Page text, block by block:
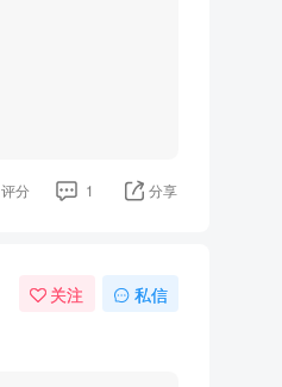
评分 1 分享
关注 私信